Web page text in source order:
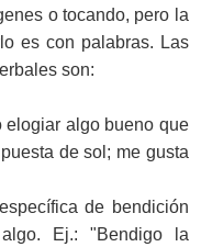
o tocando, pero la
es con palabras. Las
son:
algo bueno que
de sol; me gusta
de bendición
Ej.: "Bendigo la